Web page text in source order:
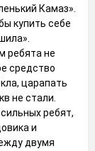
Камаз».
купить себе
ребята не
средство
царапать
не стали.
ребят,
и
двумя